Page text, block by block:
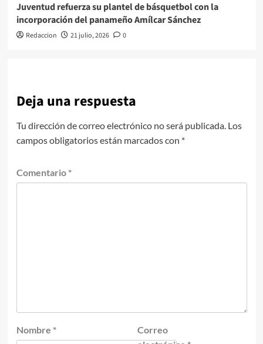
Juventud refuerza su plantel de básquetbol con la
incorporación del panameño Amílcar Sánchez
Redaccion 21 julio, 2026 0
Deja una respuesta
Tu dirección de correo electrónico no será publicada. Los
campos obligatorios están marcados con *
Comentario *
Nombre *
Correo